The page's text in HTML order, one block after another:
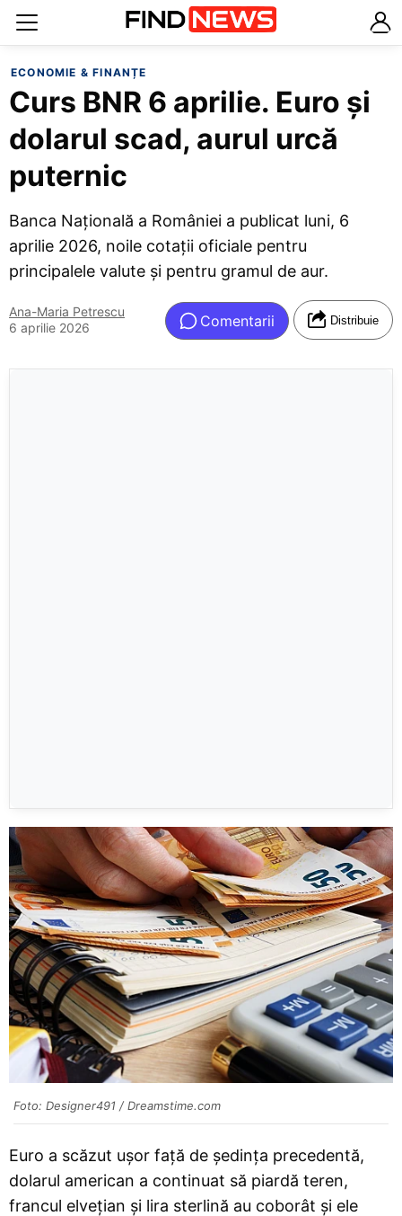
ECONOMIE & FINANȚE
Curs BNR 6 aprilie. Euro și
dolarul scad, aurul urcă
puternic
Banca Națională a României a publicat luni, 6
aprilie 2026, noile cotații oficiale pentru
principalele valute și pentru gramul de aur.
Ana-Maria Petrescu
6 aprilie 2026
Comentarii Distribuie
Foto: Designer491 / Dreamstime.com
Euro a scăzut ușor față de ședința precedentă,
dolarul american a continuat să piardă teren,
francul elvețian și lira sterlină au coborât și ele